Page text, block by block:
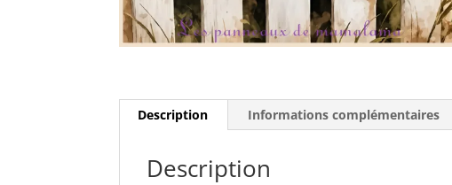
Description Informations complémentaires
Description